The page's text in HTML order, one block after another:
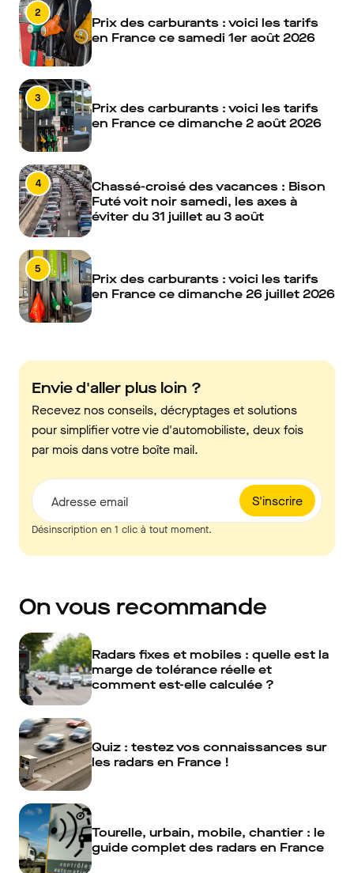
2
Prix des carburants : voici les tarifs
en France ce samedi 1er août 2026
3
Prix des carburants : voici les tarifs
en France ce dimanche 2 août 2026
4
Chassé-croisé des vacances : Bison
Futé voit noir samedi, les axes à
éviter du 31 juillet au 3 août
5
Prix des carburants : voici les tarifs
en France ce dimanche 26 juillet 2026
Envie d'aller plus loin ?
Recevez nos conseils, décryptages et solutions
pour simplifier votre vie d'automobiliste, deux fois
par mois dans votre boîte mail.
S'inscrire
Adresse email
Désinscription en 1 clic à tout moment.
On vous recommande
Radars fixes et mobiles : quelle est la
marge de tolérance réelle et
comment est-elle calculée ?
Quiz : testez vos connaissances sur
les radars en France !
Tourelle, urbain, mobile, chantier : le
guide complet des radars en France